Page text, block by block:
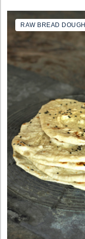
RAW BREAD DOUGH